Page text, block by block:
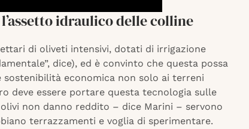
idraulico delle colline
di oliveti intensivi, dotati di irrigazione
dice), ed è convinto che questa possa
sostenibilità economica non solo ai terreni
deve essere portare questa tecnologia sulle
non danno reddito – dice Marini – servono
terrazzamenti e voglia di sperimentare.